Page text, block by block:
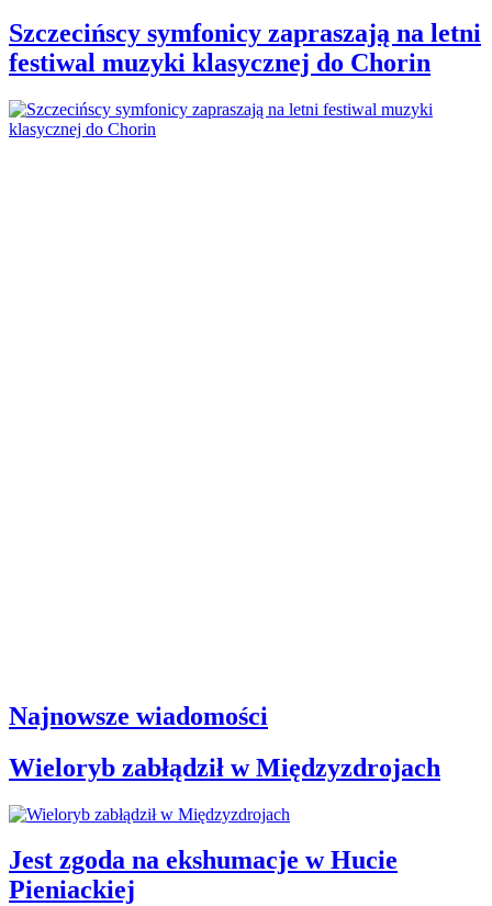
Szczecińscy symfonicy zapraszają na letni
festiwal muzyki klasycznej do Chorin
Najnowsze wiadomości
Wieloryb zabłądził w Międzyzdrojach
Jest zgoda na ekshumacje w Hucie
Pieniackiej